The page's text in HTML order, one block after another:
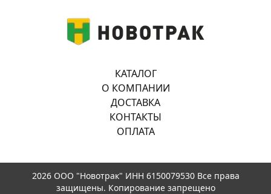
КАТАЛОГ
О КОМПАНИИ
ДОСТАВКА
КОНТАКТЫ
ОПЛАТА
2026 ООО "Новотрак" ИНН 6150079530 Все права
защищены. Копирование запрещено